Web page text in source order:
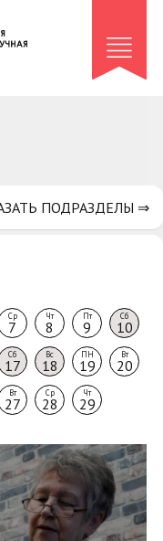
Ср
7
Чт
8
Пт
9
Сб
10
Сб
17
Вс
18
ПН
19
Вт
20
Вт
27
Ср
28
Чт
29
ПОДРАЗДЕЛЫ ⇒